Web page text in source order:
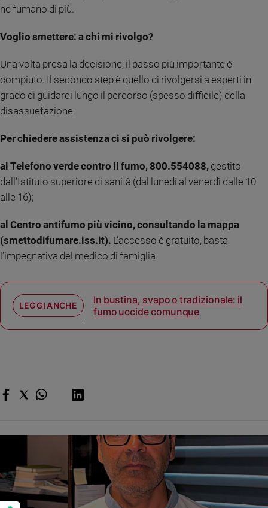
ne fumano di più.
Voglio smettere: a chi mi rivolgo?
Una volta presa la decisione, il passo più importante è
compiuto. Il secondo step è quello di rivolgersi a esperti in
grado di guidarci lungo il percorso (spesso difficile) della
disassuefazione.
Per chiedere assistenza ci si può rivolgere:
al Telefono verde contro il fumo, 800.554088, gestito
dall’Istituto superiore di sanità (dal lunedì al venerdì dalle 10
alle 16);
al Centro antifumo più vicino, consultando la mappa
(smettodifumare.iss.it). L’accesso è gratuito, basta
l’impegnativa del medico di famiglia.
In bustina, svapo o tradizionale: il
fumo uccide comunque